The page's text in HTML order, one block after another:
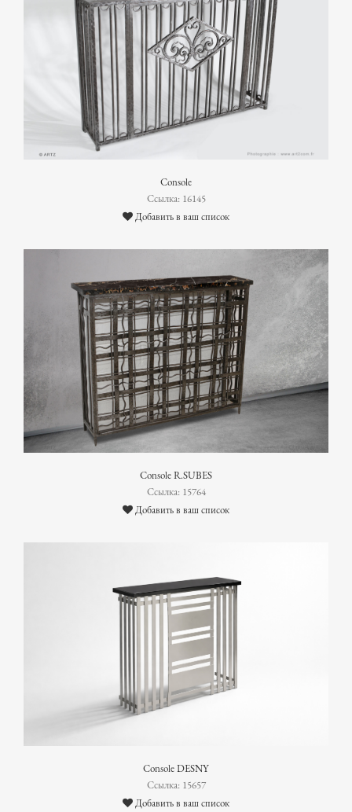
Console
Ссылка: 16145
Добавить в ваш список
Console R.SUBES
Ссылка: 15764
Добавить в ваш список
Console DESNY
Ссылка: 15657
Добавить в ваш список